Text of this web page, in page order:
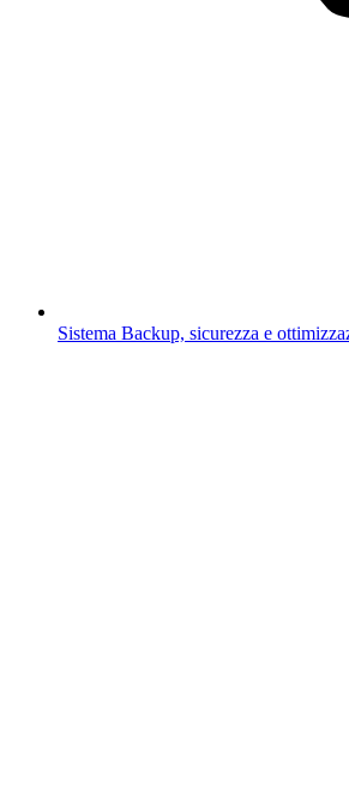
Sistema Backup, sicurezza e